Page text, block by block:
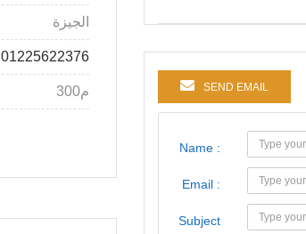
الجيزة
01225622376
300م SEND EMAIL
Name :
Email :
Subject